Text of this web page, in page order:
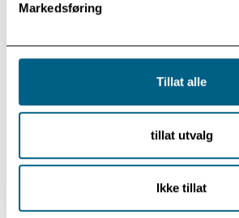
Markedsføring
Tillat alle
tillat utvalg
Ikke tillat
redskaper og tro på at
Tidligere PREP-kursdeltager
oppgaver som de kan gjøre sammen.
praktiske verktøy for å styrke det
samt å forebygge eller snu negativ